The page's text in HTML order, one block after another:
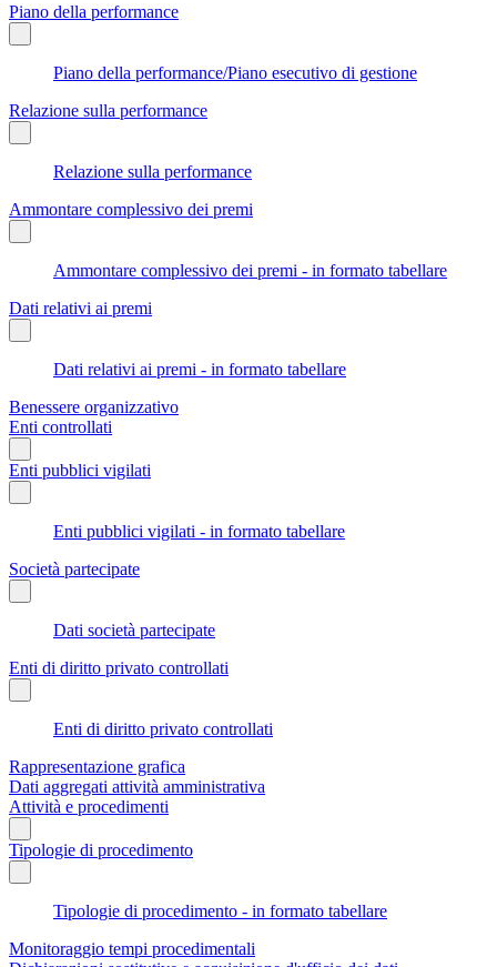
Piano della performance
Piano della performance/Piano esecutivo di gestione
Relazione sulla performance
Relazione sulla performance
Ammontare complessivo dei premi
Ammontare complessivo dei premi - in formato tabellare
Dati relativi ai premi
Dati relativi ai premi - in formato tabellare
Benessere organizzativo
Enti controllati
Enti pubblici vigilati
Enti pubblici vigilati - in formato tabellare
Società partecipate
Dati società partecipate
Enti di diritto privato controllati
Enti di diritto privato controllati
Rappresentazione grafica
Dati aggregati attività amministrativa
Attività e procedimenti
Tipologie di procedimento
Tipologie di procedimento - in formato tabellare
Monitoraggio tempi procedimentali